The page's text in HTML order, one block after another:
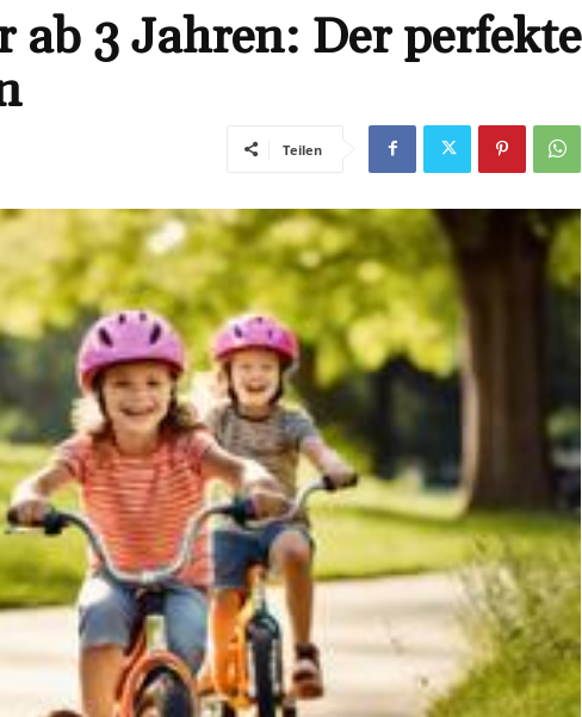
3 Jahren: Der perfekte
Teilen